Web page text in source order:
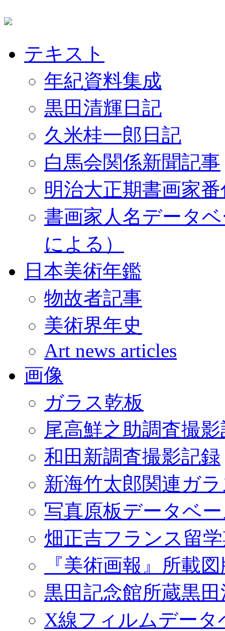
テキスト
年紀資料集成
黒田清輝日記
久米桂一郎日記
白馬会関係新聞記事
明治大正期書画家
書画家人名データ
による）
日本美術年鑑
物故者記事
美術界年史
Art news articles
画像
ガラス乾板
尾高鮮之助調査撮
和田新調査撮影記録
新海竹太郎関連ガ
写真原板データベ
畑正吉フランス留
『美術画報』所載
黒田記念館所蔵黒
X線フィルムデータ